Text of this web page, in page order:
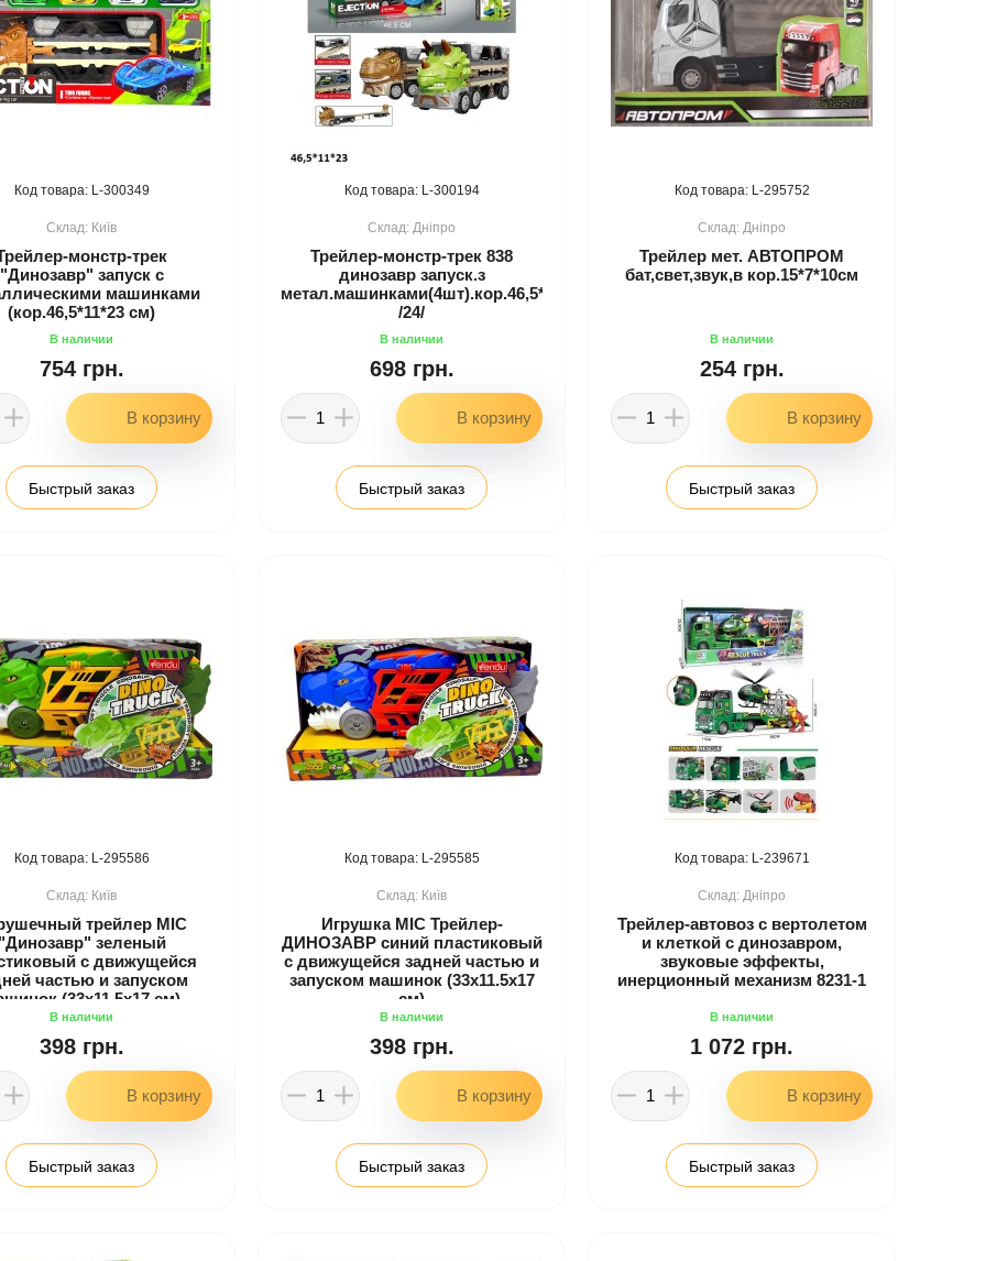
300349
Київ
монстр-трек
"Динозавр" запуск с
машинками
(кор.46,5*11*23 см)
754 грн.
Быстрый заказ
300194
Дніпро
Трейлер-монстр-трек 838
динозавр запуск.з
метал.машинками(4шт).кор.46,5*11*23
/24/
698 грн.
Быстрый заказ
295752
Дніпро
Трейлер мет. АВТОПРОМ
бат,свет,звук,в кор.15*7*10см
254 грн.
Быстрый заказ
295586
Київ
трейлер MIC
зеленый
с движущейся
частью и запуском
(33x11.5x17 см)
398 грн.
Быстрый заказ
295585
Київ
Игрушка MIC Трейлер-
ДИНОЗАВР синий пластиковый
с движущейся задней частью и
запуском машинок (33x11.5x17
см)
398 грн.
Быстрый заказ
239671
Дніпро
Трейлер-автовоз с вертолетом
и клеткой с динозавром,
звуковые эффекты,
инерционный механизм 8231-1
1 072 грн.
Быстрый заказ